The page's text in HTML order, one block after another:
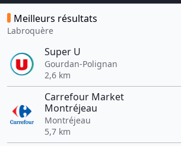
Meilleurs résultats
Labroquère
Super U
Gourdan-Polignan
2,6 km
Carrefour Market
Montréjeau
Montréjeau
5,7 km